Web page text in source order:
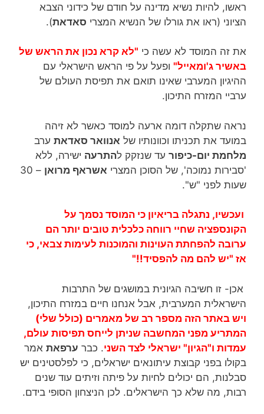
ראשו, להיות נשיא מדינה על חודם של כידוני הצבא
הציוני (ראו את גורלו של הנשיא המצרי סאדאת).
את זה המוסד לא עשה כי "לא קרא נכון את הראש של
באשיר ג'ומאייל" ופעל על פי הראש הישראלי עם
ההיגיון המערבי שאינו תואם את תפיסת העולם של
ערביי המזרח התיכון.
נראה שתקלה דומה ארעה למוסד כאשר לא זיהה
במועד את תכניתו וכוונותיו של אנוואר סאדאת ערב
מלחמת יום-כיפור עד שנזקק להתרעה ישירה, ללא
'סבירות נמוכה', של הסוכן המצרי אשראף מרואן
– 30
שעות לפני "ש".
ועכשיו, נתגלה בריאיון כי המוסד נסמך על
הקונספציה שחיי רווחה כלכלית טובים יותר הם
ערובה להפחתת העוינות והמוכנות לעימות צבאי, כי
אז "יש להם מה להפסיד!!"
אכן- זו חשיבה הגיונית במושגים של התרבות
הישראלית המערבית, אבל אנחנו חיים במזרח התיכון,
ויש באתר הזה מספר רב של מאמרים (כולל שלי)
המתריע מפני המחשבה שניתן לייחס תפיסות עולם,
עמדות ו"הגיון" ישראלי לצד השני. כבר ערפאת אמר
בקולו בפני קבוצת עיתונאים ישראלים, כי לפלסטינים יש
סבלנות, הם יכולים לחיות על פיתה וזיתים עוד שנים
רבות, מה שלא כך הישראלים. לכן הניצחון הסופי בידם.